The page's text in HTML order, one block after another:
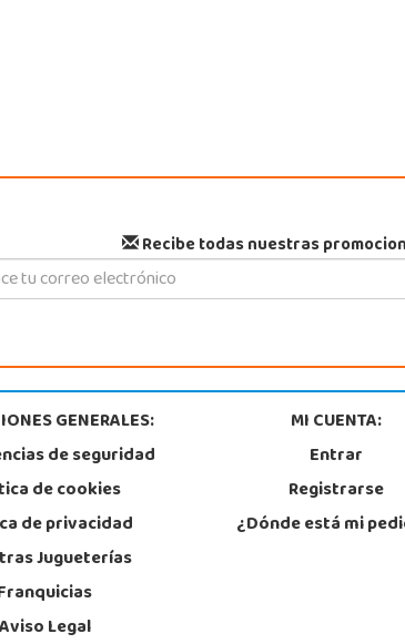
Recibe todas nuestras
GENERALES:
de seguridad
de cookies
de privacidad
Jugueterías
Aviso Legal
MI CUENTA:
Entrar
Registrarse
¿Dónde está mi